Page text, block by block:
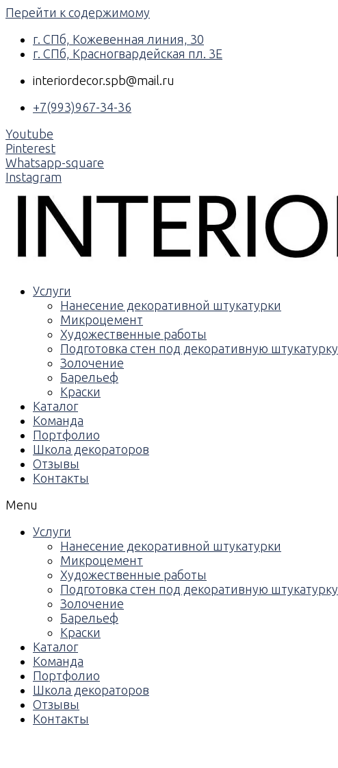
Перейти к содержимому
г. СПб, Кожевенная линия, 30
г. СПб, Красногвардейская пл. 3Е
interiordecor.spb@mail.ru
+7(993)967-34-36
Youtube
Pinterest
Whatsapp-square
Instagram
Услуги
Нанесение декоративной штукатурки
Микроцемент
Художественные работы
Подготовка стен под декоративную штукатурку
Золочение
Барельеф
Краски
Каталог
Команда
Портфолио
Школа декораторов
Отзывы
Контакты
Menu
Услуги
Нанесение декоративной штукатурки
Микроцемент
Художественные работы
Подготовка стен под декоративную штукатурку
Золочение
Барельеф
Краски
Каталог
Команда
Портфолио
Школа декораторов
Отзывы
Контакты